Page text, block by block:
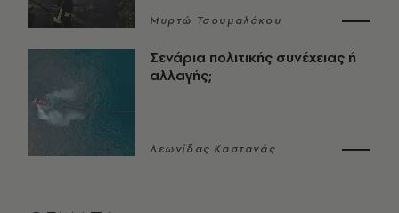
Μυρτώ Τσουμαλάκου
Σενάρια πολιτικής συνέχειας ή
αλλαγής;
Λεωνίδας Καστανάς